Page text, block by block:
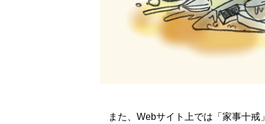
また、Webサイト上では「家事十戒